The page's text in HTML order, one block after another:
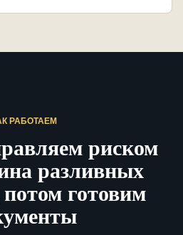
РАБОТАЕМ
риском
разливных
готовим